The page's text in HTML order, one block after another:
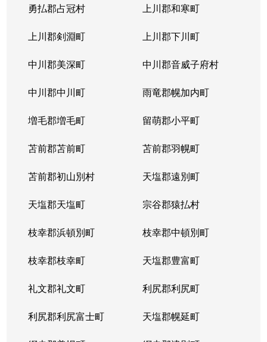
勇払郡占冠村 上川郡和寒町
上川郡剣淵町 上川郡下川町
中川郡美深町 中川郡音威子府村
中川郡中川町 雨竜郡幌加内町
増毛郡増毛町 留萌郡小平町
苫前郡苫前町 苫前郡羽幌町
苫前郡初山別村 天塩郡遠別町
天塩郡天塩町 宗谷郡猿払村
枝幸郡浜頓別町 枝幸郡中頓別町
枝幸郡枝幸町 天塩郡豊富町
礼文郡礼文町 利尻郡利尻町
利尻郡利尻富士町 天塩郡幌延町